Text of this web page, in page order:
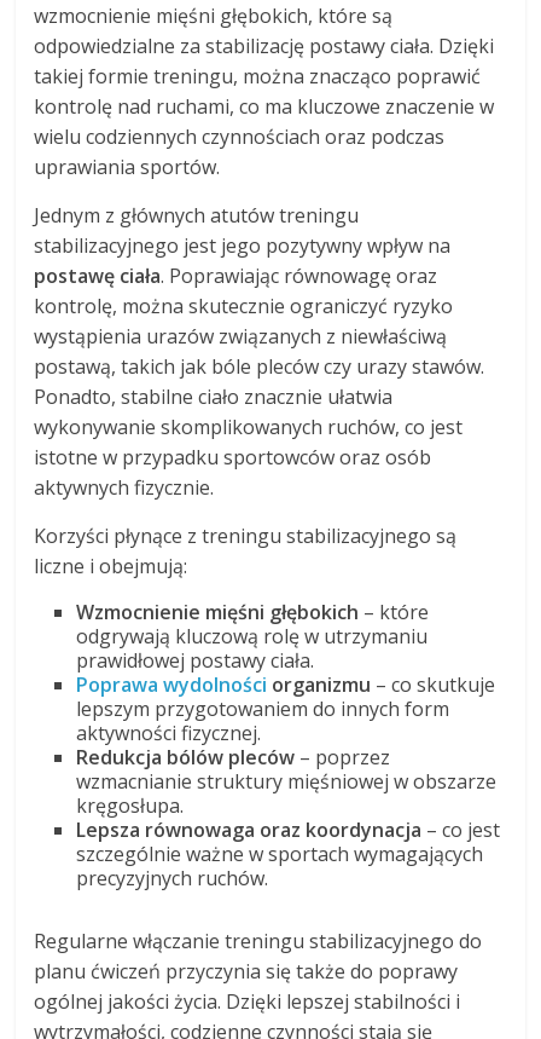
wzmocnienie mięśni głębokich, które są
odpowiedzialne za stabilizację postawy ciała. Dzięki
takiej formie treningu, można znacząco poprawić
kontrolę nad ruchami, co ma kluczowe znaczenie w
wielu codziennych czynnościach oraz podczas
uprawiania sportów.
Jednym z głównych atutów treningu
stabilizacyjnego jest jego pozytywny wpływ na
postawę ciała. Poprawiając równowagę oraz
kontrolę, można skutecznie ograniczyć ryzyko
wystąpienia urazów związanych z niewłaściwą
postawą, takich jak bóle pleców czy urazy stawów.
Ponadto, stabilne ciało znacznie ułatwia
wykonywanie skomplikowanych ruchów, co jest
istotne w przypadku sportowców oraz osób
aktywnych fizycznie.
Korzyści płynące z treningu stabilizacyjnego są
liczne i obejmują:
Wzmocnienie mięśni głębokich – które
odgrywają kluczową rolę w utrzymaniu
prawidłowej postawy ciała.
Poprawa wydolności organizmu – co skutkuje
lepszym przygotowaniem do innych form
aktywności fizycznej.
Redukcja bólów pleców – poprzez
wzmacnianie struktury mięśniowej w obszarze
kręgosłupa.
Lepsza równowaga oraz koordynacja – co jest
szczególnie ważne w sportach wymagających
precyzyjnych ruchów.
Regularne włączanie treningu stabilizacyjnego do
planu ćwiczeń przyczynia się także do poprawy
ogólnej jakości życia. Dzięki lepszej stabilności i
wytrzymałości, codzienne czynności stają się